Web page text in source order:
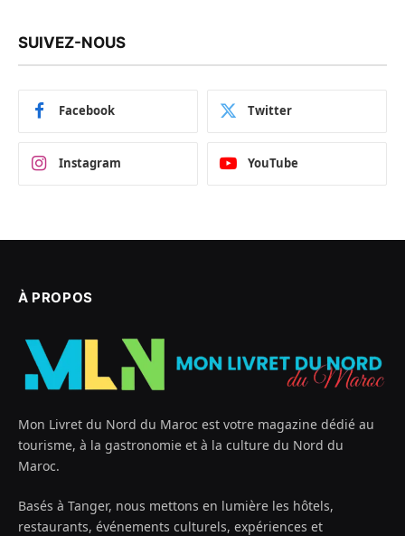
SUIVEZ-NOUS
Facebook Twitter
Instagram YouTube
À PROPOS
Mon Livret du Nord du Maroc est votre magazine dédié au
tourisme, à la gastronomie et à la culture du Nord du
Maroc.
Basés à Tanger, nous mettons en lumière les hôtels,
restaurants, événements culturels, expériences et